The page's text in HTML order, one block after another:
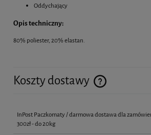
Oddychający
Opis techniczny:
80% poliester, 20% elastan.
Koszty dostawy
Cena nie zawiera ewentualnych kosztów płatności
InPost Paczkomaty / darmowa dostawa dla
300zł - do 20kg